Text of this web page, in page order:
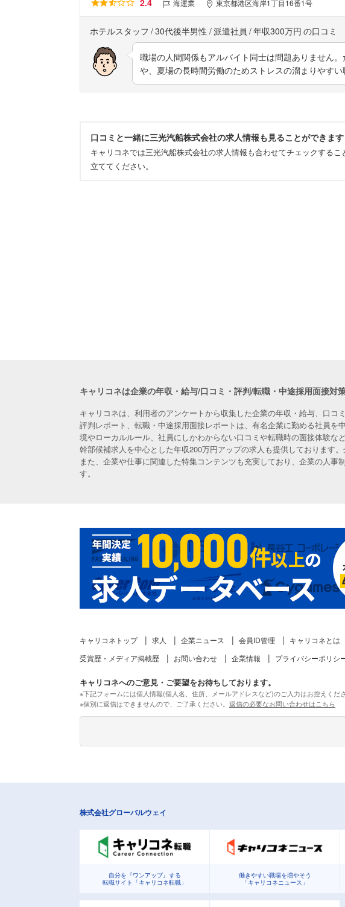
こ
海運業 東京都港区海岸1丁目16番1号
ホテルスタッフ 30代後半男性 派遣社員 年収300万円
職場の人間関係もアルバイト同士は問題ありません
や、夏場の長時間労働のためストレスの溜まりやす
口コミと一緒に三光汽船株式会社の求人情報も見ることができます
キャリコネでは三光汽船株式会社の求人情報も合わせてチェックする
立ててください。
キャリコネは企業の年収・給与/口コミ・評判/転職・中途採用面接対
キャリコネは、利用者のアンケートから収集した企業の年収・給与、口
評判レポート、転職・中途採用面接レポートは、有名企業に勤める社員
境やローカルルール、社員にしかわからない口コミや転職時の面接体験な
幹部候補求人を中心とした年収200万円アップの求人も提供しております
また、企業や仕事に関連した特集コンテンツも充実しており、企業の人
す。
キャリコネトップ 求人 企業ニュース 会員ID管理 キャリコネとは
受賞歴・メディア掲載歴
お問い合わせ 企業情報 プライバシーポリシ
キャリコネへのご意見・ご要望をお待ちしております。
※下記フォームには個人情報(個人名、住所、メールアドレスなど)のご入力はお控えくださ
※個別に返信はできませんので、ご了承ください。 返信の必要なお問い合わせはこちら
株式会社グローバルウェイ
自分を『ワンアップ』する
転職サイト「キャリコネ転職」
働きやすい職場を増やそう
「キャリコネニュース」